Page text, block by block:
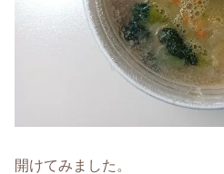
開けてみました。